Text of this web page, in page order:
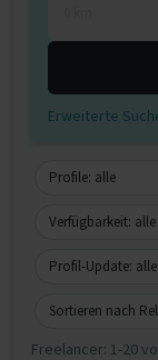
Erweiterte
Profile: alle
Verfügbarkeit: alle
Profil-Update: alle
Sortieren nach
Freelancer: 1-20